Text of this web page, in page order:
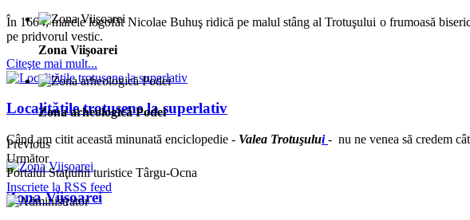
În 1664, marele logofăt Nicolae Buhuş ridică pe malul stâng al Trotuşului o frumoasă
pe pridvorul vestic.
Citeşte mai mult...
Localităţile trotuşene la superlativ
Când am citit această minunată enciclopedie - Valea Trotuşului - nu ne venea să credem
Zona Viişoarei
Zona Viişoarei
Zona arheologică Podei
Previous
Următor
Portalul Staţiunii turistice Târgu-Ocna
Inscriete la RSS feed